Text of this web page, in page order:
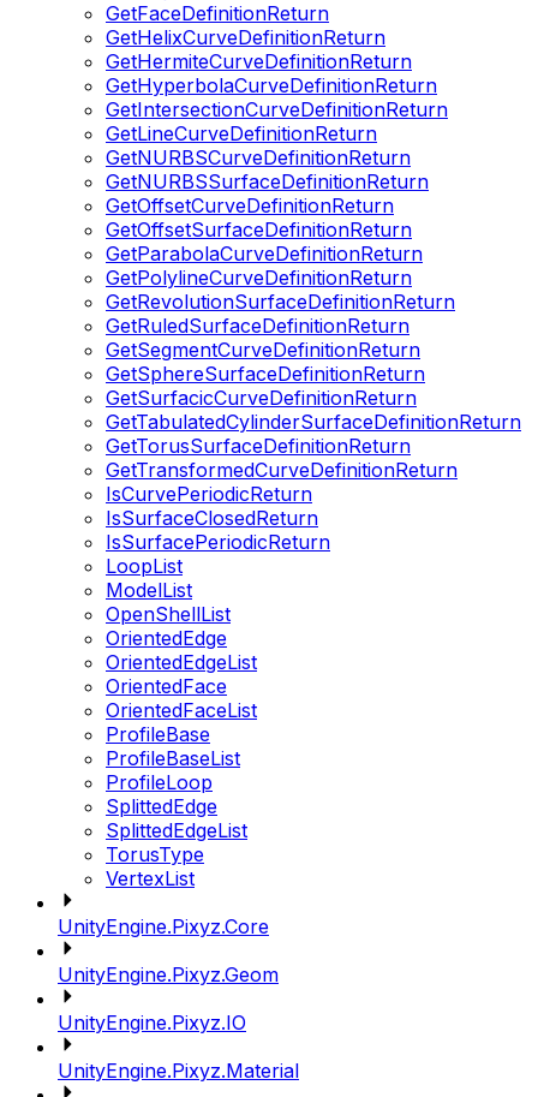
GetFaceDefinitionReturn
GetHelixCurveDefinitionReturn
GetHermiteCurveDefinitionReturn
GetHyperbolaCurveDefinitionReturn
GetIntersectionCurveDefinitionReturn
GetLineCurveDefinitionReturn
GetNURBSCurveDefinitionReturn
GetNURBSSurfaceDefinitionReturn
GetOffsetCurveDefinitionReturn
GetOffsetSurfaceDefinitionReturn
GetParabolaCurveDefinitionReturn
GetPolylineCurveDefinitionReturn
GetRevolutionSurfaceDefinitionReturn
GetRuledSurfaceDefinitionReturn
GetSegmentCurveDefinitionReturn
GetSphereSurfaceDefinitionReturn
GetSurfacicCurveDefinitionReturn
GetTabulatedCylinderSurfaceDefinitionReturn
GetTorusSurfaceDefinitionReturn
GetTransformedCurveDefinitionReturn
IsCurvePeriodicReturn
IsSurfaceClosedReturn
IsSurfacePeriodicReturn
LoopList
ModelList
OpenShellList
OrientedEdge
OrientedEdgeList
OrientedFace
OrientedFaceList
ProfileBase
ProfileBaseList
ProfileLoop
SplittedEdge
SplittedEdgeList
TorusType
VertexList
UnityEngine.Pixyz.Core
UnityEngine.Pixyz.Geom
UnityEngine.Pixyz.IO
UnityEngine.Pixyz.Material